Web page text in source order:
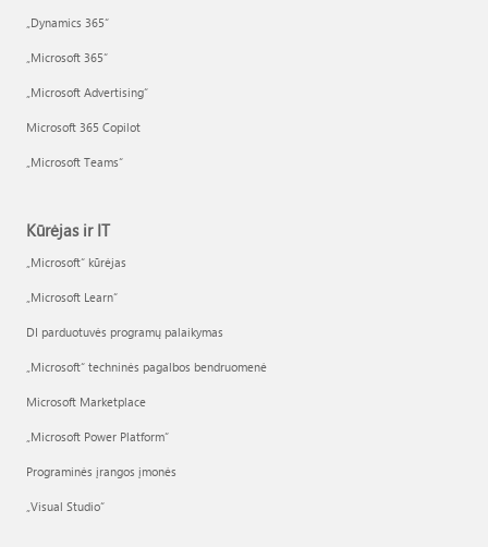
„Dynamics 365“
„Microsoft 365“
„Microsoft Advertising“
Microsoft 365 Copilot
„Microsoft Teams“
Kūrėjas ir IT
„Microsoft“ kūrėjas
„Microsoft Learn“
DI parduotuvės programų palaikymas
„Microsoft“ techninės pagalbos bendruomenė
Microsoft Marketplace
„Microsoft Power Platform“
Programinės įrangos įmonės
„Visual Studio“